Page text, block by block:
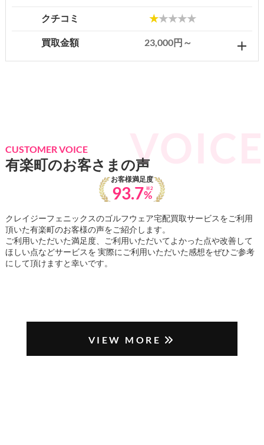
クチコミ ★★★★★
買取金額 23,000円～
CUSTOMER VOICE
有楽町のお客さまの声
お客様満足度
93.7 ※2
%
クレイジーフェニックスのゴルフウェア宅配買取サービスをご利用
頂いた有楽町のお客様の声をご紹介します。
ご利用いただいた満足度、ご利用いただいてよかった点や改善して
ほしい点などサービスを 実際にご利用いただいた感想をぜひご参考
にして頂けますと幸いです。
VIEW MORE